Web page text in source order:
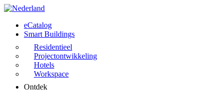
Skip
main
content
Menu
eCatalog
Smart Buildings
Residentieel
Projectontwikkeling
Hotels
Workspace
Ontdek